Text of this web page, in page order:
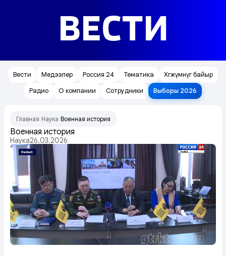
ВЕСТИ
Вести Медээлер Россия 24 Тематика
Хөгжүмнүг байыр
Радио
О компании Сотрудники Выборы 2026
Главная Наука Военная история
Военная история
Наука26.03.2026